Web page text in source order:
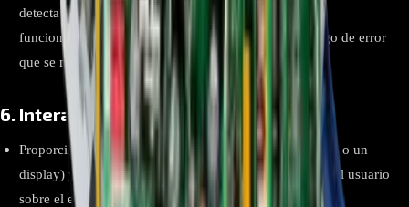
detecta un problema, como sobrecalentamiento o mal
funcionamiento del compresor, puede activar un código de error
que se muestra en el display del aire acondicionado.
6. Interacción con el Usuario
Proporciona retroalimentación visual (en forma de luces o un
display) y a menudo emite señales sonoras para alertar al usuario
sobre el estado del aire acondicionado.